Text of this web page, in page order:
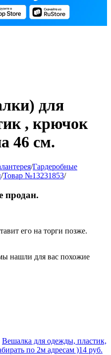
для
, крючок
46 см.
/Гардеробные
/Товар №13231853/
продан.
его на торги позже.
нашли для вас похожие
Вешалка для одежды, пластик,
по 2м адресам )14 руб.